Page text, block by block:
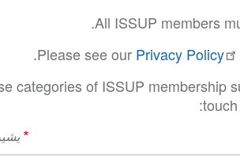
All ISSUP members
.
Please see our Privacy Policy
categories of ISSUP membership